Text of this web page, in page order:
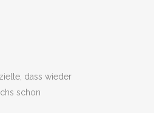
dass wieder
schon